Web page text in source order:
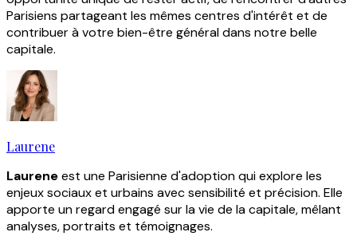
Parisiens partageant les mêmes centres d'intérêt et de
contribuer à votre bien-être général dans notre belle
capitale.
Laurene
Laureneest une Parisienne d'adoption qui explore les
enjeux sociaux et urbains avec sensibilité et précision. Elle
apporte un regard engagé sur la vie de la capitale, mêlant
analyses, portraits et témoignages.